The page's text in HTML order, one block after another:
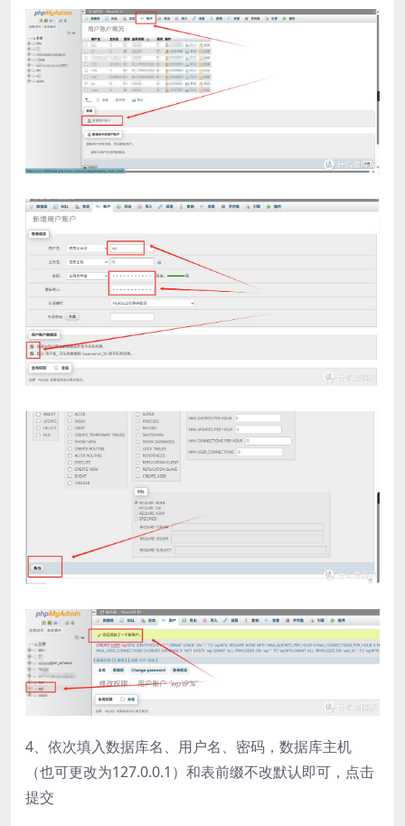
4、依次填入数据库名、用户名、密码，数据库主机
（也可更改为127.0.0.1）和表前缀不改默认即可，点击
提交